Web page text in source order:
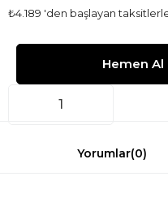
₺4.189 'den başlayan
Yorumlar(0)